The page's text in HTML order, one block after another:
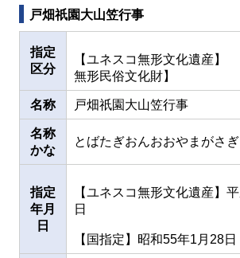
戸畑祇園大山笠行事
指定
区分
【ユネスコ無形文化遺産
無形民俗文化財】
名称 戸畑祇園大山笠行事
名称
かな
とばたぎおんおおやまがさ
指定
年月
日
【ユネスコ無形文化遺産】
日
【国指定】昭和55年1月28日